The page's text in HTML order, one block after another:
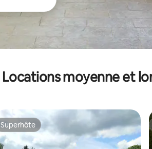
Locations moyenne et
Superhôte
Superhôte